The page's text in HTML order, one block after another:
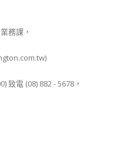
務課，
致電 (08) 882 - 5678，